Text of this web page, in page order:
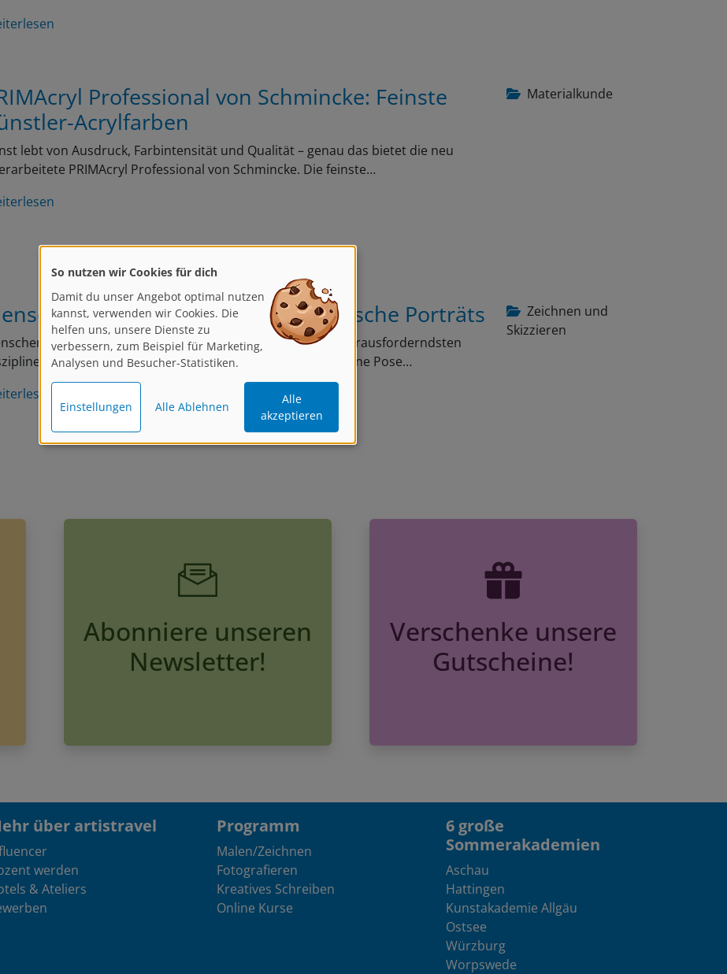
Materialkunde
Professional von Schmincke: Feinste
Acrylfarben
lebt von Ausdruck, Farbintensität und Qualität – genau das bietet die neu
PRIMAcryl Professional von Schmincke. Die feinste…
Zeichnen und
Skizzieren
zeichnen: Tipps für realistische Porträts
zu zeichnen ist eine der wichtigsten und zugleich herausforderndsten
in der Kunst. Ein Gesicht erzählt eine Geschichte, eine Pose…
Abonniere unseren
Newsletter!
Verschenke unsere
Gutscheine!
über artistravel
werden
& Ateliers
Programm
Malen/Zeichnen
Fotografieren
Kreatives Schreiben
Online Kurse
6 große
Sommerakademien
Aschau
Hattingen
Kunstakademie Allgäu
Ostsee
Würzburg
Worpswede
So nutzen wir Cookies für dich
Damit du unser Angebot optimal nutzen
kannst, verwenden wir Cookies. Die
helfen uns, unsere Dienste zu
verbessern, zum Beispiel für Marketing,
Analysen und Besucher-Statistiken.
Einstellungen Alle Ablehnen
Alle
akzeptieren